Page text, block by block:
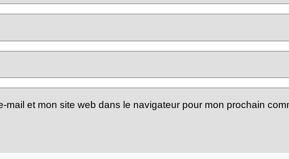
mail et mon site web dans le navigateur pour mon prochain